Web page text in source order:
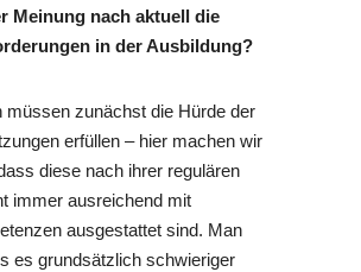
Meinung nach aktuell die
in der Ausbildung?
müssen zunächst die Hürde der
erfüllen – hier machen wir
diese nach ihrer regulären
immer ausreichend mit
ausgestattet sind. Man
es grundsätzlich schwieriger